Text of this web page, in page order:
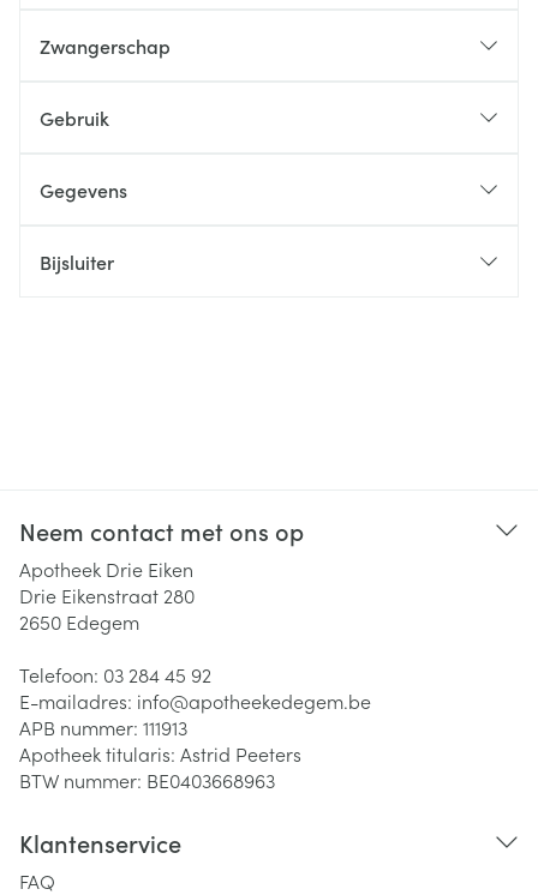
Zwangerschap
Gebruik
Gegevens
Bijsluiter
Neem contact met ons op
Apotheek Drie Eiken
Drie Eikenstraat 280
2650 Edegem
Telefoon: 03 284 45 92
E-mailadres: info@apotheekedegem.be
APB nummer: 111913
Apotheek titularis: Astrid Peeters
BTW nummer: BE0403668963
Klantenservice
FAQ